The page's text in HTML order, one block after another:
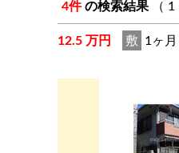
4件 の検索結果
12.5 万円 敷 1ヶ月